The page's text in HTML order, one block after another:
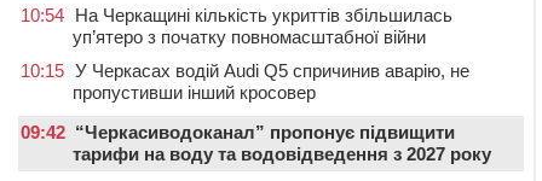
10:54 На Черкащині кількість укриттів збільшилась
уп’ятеро з початку повномасштабної війни
10:15 У Черкасах водій Audi Q5 спричинив аварію, не
пропустивши інший кросовер
09:42 “Черкасиводоканал” пропонує підвищити
тарифи на воду та водовідведення з 2027 року